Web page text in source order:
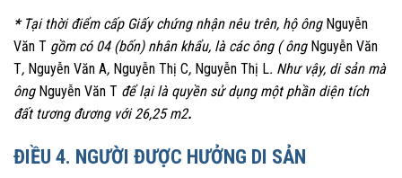
* Tại thời điểm cấp Giấy chứng nhận nêu trên, hộ ông Nguyễn
Văn T gồm có 04 (bốn) nhân khẩu, là các ông ( ông Nguyễn Văn
T, Nguyễn Văn A, Nguyễn Thị C, Nguyễn Thị L. Như vậy, di sản mà
ông Nguyễn Văn T để lại là quyền sử dụng một phần diện tích
đất tương đương với 26,25 m2.
ĐIỀU 4. NGƯỜI ĐƯỢC HƯỞNG DI SẢN